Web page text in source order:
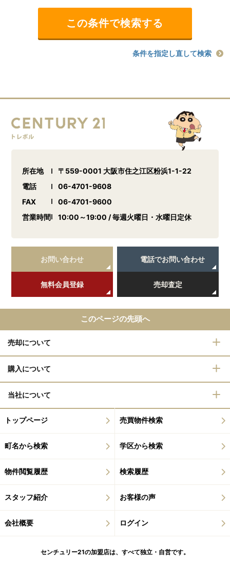
条件を指定し直して検索
所在地
〒559-0001 大阪市住之江区粉浜1-1-22
電話
06-4701-9608
FAX
06-4701-9600
営業時間
10:00～19:00 / 毎週火曜日・水曜日定休
お問い合わせ 電話でお問い合わせ
無料会員登録 売却査定
このページの先頭へ
売却について
購入について
当社について
トップページ 売買物件検索
町名から検索 学区から検索
物件閲覧履歴 検索履歴
スタッフ紹介 お客様の声
会社概要 ログイン
センチュリー21の加盟店は、すべて独立・自営です。